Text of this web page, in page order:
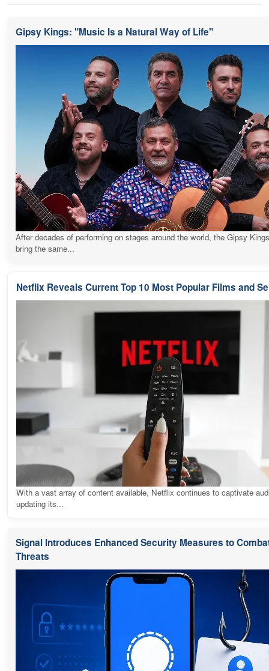
Gipsy Kings: "Music Is a Natural Way of Life"
After decades of performing on stages around the world, the Gipsy
bring the same...
Netflix Reveals Current Top 10 Most Popular Films and
With a vast array of content available, Netflix continues to captivate
updating its...
Signal Introduces Enhanced Security Measures to
Threats